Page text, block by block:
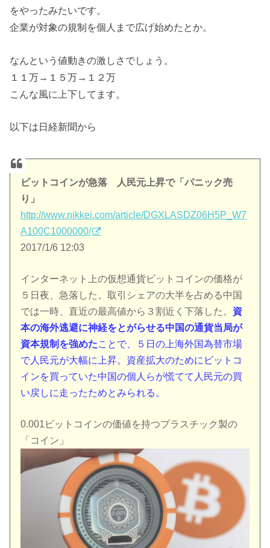
をやったみたいです。
企業が対象の規制を個人まで広げ始めたとか。
なんという値動きの激しさでしょう。
１１万→１５万→１２万
こんな風に上下してます。
以下は日経新聞から
ビットコインが急落 人民元上昇で「パニック売
り」
http://www.nikkei.com/article/DGXLASDZ06H5P_W7
A100C1000000/
2017/1/6 12:03
インターネット上の仮想通貨ビットコインの価格が
５日夜、急落した。取引シェアの大半を占める中国
では一時、直近の最高値から３割近く下落した。 資
本の海外逃避に神経をとがらせる中国の通貨当局が
資本規制を強めたことで、５日の上海外国為替市場
で人民元が大幅に上昇。資産拡大のためにビットコ
インを買っていた中国の個人らが慌てて人民元の買
い戻しに走ったためとみられる。
0.001ビットコインの価値を持つプラスチック製の
「コイン」